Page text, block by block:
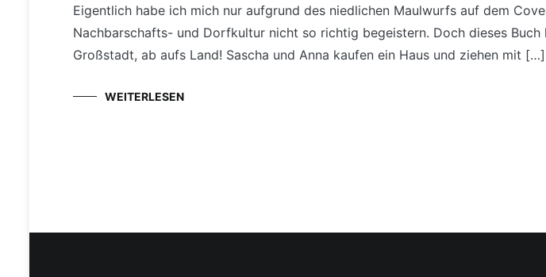
Eigentlich habe ich mich nur aufgrund des niedlichen Maulwurfs auf dem
Nachbarschafts- und Dorfkultur nicht so richtig begeistern. Doch dieses
Großstadt, ab aufs Land! Sascha und Anna kaufen ein Haus und ziehen mit […]
WEITERLESEN